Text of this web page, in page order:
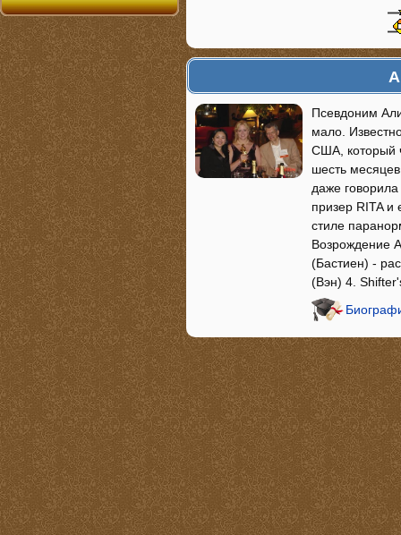
Псевдоним
мало.
США, который
шесть
даже
призер RITA и
стиле
Возрождение
(Бастиен) -
(Вэн) 4.